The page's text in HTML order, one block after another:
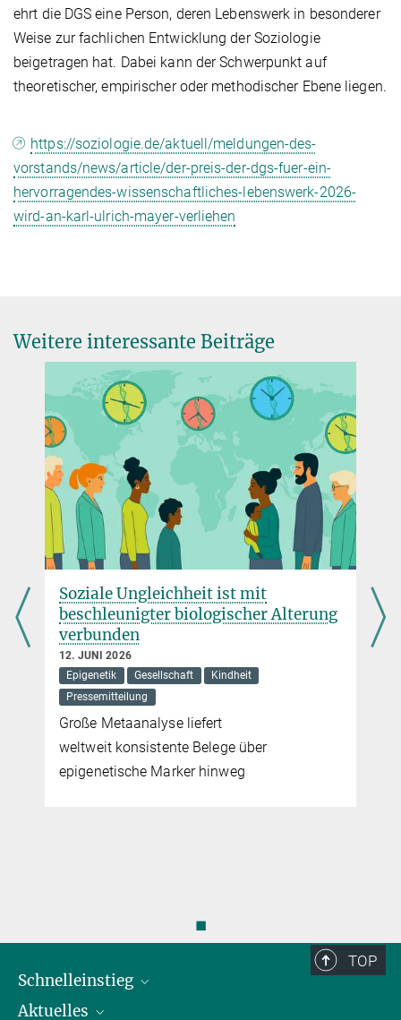
ehrt die DGS eine Person, deren Lebenswerk in besonderer
Weise zur fachlichen Entwicklung der Soziologie
beigetragen hat. Dabei kann der Schwerpunkt auf
theoretischer, empirischer oder methodischer Ebene liegen.
https://soziologie.de/aktuell/meldungen-des-
vorstands/news/article/der-preis-der-dgs-fuer-ein-
hervorragendes-wissenschaftliches-lebenswerk-2026-
wird-an-karl-ulrich-mayer-verliehen
Weitere interessante Beiträge
Soziale Ungleichheit ist mit
beschleunigter biologischer Alterung
verbunden
12. JUNI 2026
Epigenetik
Gesellschaft
Kindheit
Pressemitteilung
Große Metaanalyse liefert
weltweit konsistente Belege über
epigenetische Marker hinweg
◼
TOP
Schnelleinstieg
Personen
Aktuelles